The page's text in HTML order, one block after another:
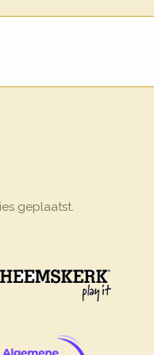
geplaatst.